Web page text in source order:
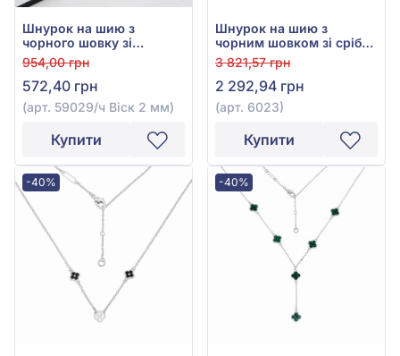
Шнурок на шию з
чорного шовку зі
сріблом 925°, арт. 59029/
ч Віск 2 мм
954,00 грн
572,40 грн
(арт. 59029/ч Віск 2 мм)
Купити
Шнурок на шию з
чорним шовком зі срібла
925°, арт. 6023
3 821,57 грн
2 292,94 грн
(арт. 6023)
Купити
-40% -40%